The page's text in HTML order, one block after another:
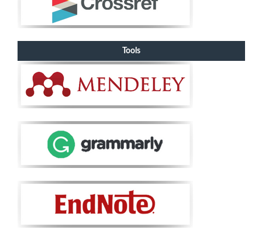
Tools